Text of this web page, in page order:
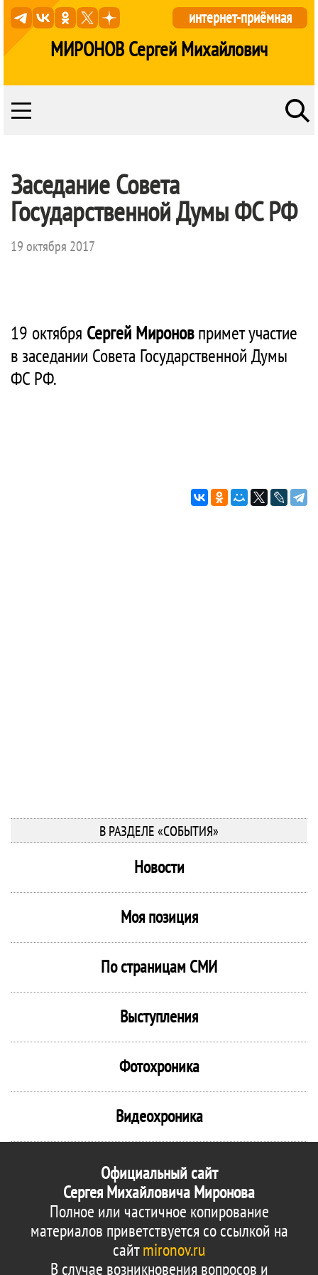
МИРОНОВ Сергей Михайлович
интернет-приёмная
Заседание Совета
Государственной Думы ФС РФ
19 октября 2017
19 октября Сергей Мироновпримет участие
в заседании Совета Государственной Думы
ФС РФ.
В РАЗДЕЛЕ «СОБЫТИЯ»
Новости
Моя позиция
По страницам СМИ
Выступления
Фотохроника
Видеохроника
Официальный сайт
Сергея Михайловича Миронова
Полное или частичное копирование
материалов приветствуется со ссылкой на
сайтmironov.ru
В случае возникновения вопросов и